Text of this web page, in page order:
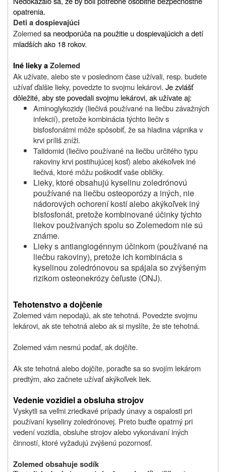
opatrenia.
Deti a dospievajúci
Zolemedsa neodporúča na použitie u dospievajúcich a detí
mladších ako 18 rokov.
Iné lieky aZolemed
Ak užívate, alebo ste v poslednom čase užívali, resp. budete
užívať ďalšie lieky, povedzte to svojmu lekárovi. Je zvlášť
dôležité, aby ste povedali svojmu lekárovi, ak užívate aj:
Aminoglykozidy (liečivá používané na liečbu závažných
infekcií), pretože kombinácia týchto liečiv s
bisfosfonátmi môže spôsobiť, že sa hladina vápnika v
krvi príliš zníži.
Talidomid (liečivo používané na liečbu určitého typu
rakoviny krvi postihujúcej kosť) alebo akékoľvek iné
liečivá, ktoré môžu poškodiť vaše obličky.
Lieky, ktoré obsahujú kyselinu zoledrónovú
používané na liečbu osteoporózy a iných, nie
nádorových ochorení kostí alebo akýkoľvek iný
bisfosfonát, pretože kombinované účinky týchto
liekov používaných spolu so Zolemedom nie sú
známe.
Lieky s antiangiogénnym účinkom (používané na
liečbu rakoviny), pretože ich kombinácia s
kyselinou zoledrónovou sa spájala so zvýšeným
rizikom osteonekrózy čeľuste (ONJ).
Tehotenstvo a dojčenie
Zolemed vám nepodajú, ak ste tehotná. Povedzte svojmu
lekárovi, ak ste tehotná alebo ak si myslíte, že ste tehotná.
Zolemed vám nesmú podať, ak dojčíte.
Ak ste tehotná alebo dojčíte, poraďte sa so svojím lekárom
predtým, ako začnete užívať akýkoľvek liek.
Vedenie vozidiel a obsluha strojov
Vyskytli sa veľmi zriedkavé prípady únavy a ospalosti pri
používaní kyseliny zoledrónovej. Preto buďte opatrný pri
vedení vozidla, obsluhe strojov alebo vykonávaní iných
činností, ktoré vyžadujú zvýšenú pozornosť.
Zolemed obsahuje sodík